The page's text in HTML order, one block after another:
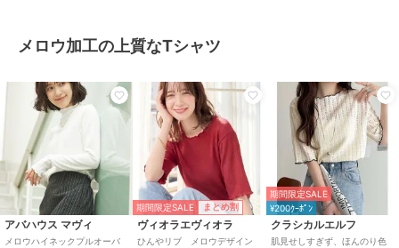
メロウ加工の上質なTシャツ
アバハウス マヴィ
メロウハイネックプルオーバ
期間限定SALE まとめ割
ヴィオラエヴィオラ
ひんやリブ メロウデザイン
期間限定SALE
¥200ｸｰﾎﾟﾝ
クラシカルエルフ
肌見せしすぎず、ほんのり色